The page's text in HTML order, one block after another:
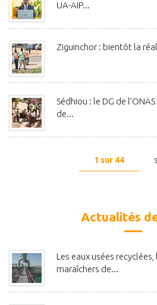
UA-AIP...
Ziguinchor : bientôt la
Sédhiou : le DG de
de...
1 sur 44
Actualités
Les eaux usées
maraîchers de...